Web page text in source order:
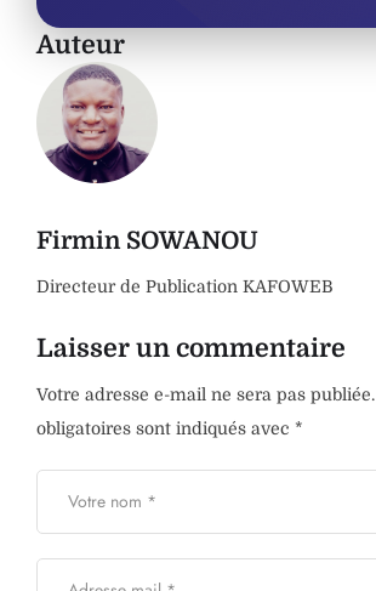
Auteur
Firmin SOWANOU
Directeur de Publication KAFOWEB
Laisser un commentaire
Votre adresse e-mail ne sera pas publiée.
obligatoires sont indiqués avec *